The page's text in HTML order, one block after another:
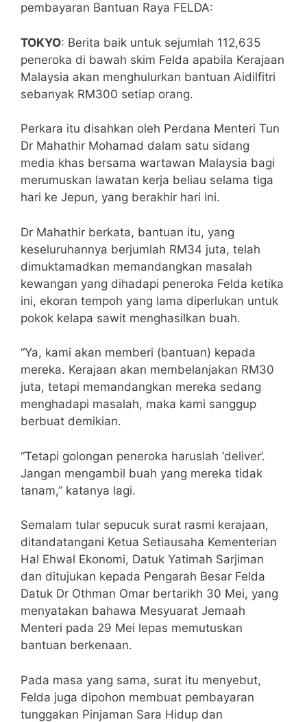
pembayaran Bantuan Raya FELDA:
TOKYO: Berita baik untuk sejumlah 112,635
peneroka di bawah skim Felda apabila Kerajaan
Malaysia akan menghulurkan bantuan Aidilfitri
sebanyak RM300 setiap orang.
Perkara itu disahkan oleh Perdana Menteri Tun
Dr Mahathir Mohamad dalam satu sidang
media khas bersama wartawan Malaysia bagi
merumuskan lawatan kerja beliau selama tiga
hari ke Jepun, yang berakhir hari ini.
Dr Mahathir berkata, bantuan itu, yang
keseluruhannya berjumlah RM34 juta, telah
dimuktamadkan memandangkan masalah
kewangan yang dihadapi peneroka Felda ketika
ini, ekoran tempoh yang lama diperlukan untuk
pokok kelapa sawit menghasilkan buah.
“Ya, kami akan memberi (bantuan) kepada
mereka. Kerajaan akan membelanjakan RM30
juta, tetapi memandangkan mereka sedang
menghadapi masalah, maka kami sanggup
berbuat demikian.
“Tetapi golongan peneroka haruslah ‘deliver’.
Jangan mengambil buah yang mereka tidak
tanam,” katanya lagi.
Semalam tular sepucuk surat rasmi kerajaan,
ditandatangani Ketua Setiausaha Kementerian
Hal Ehwal Ekonomi, Datuk Yatimah Sarjiman
dan ditujukan kepada Pengarah Besar Felda
Datuk Dr Othman Omar bertarikh 30 Mei, yang
menyatakan bahawa Mesyuarat Jemaah
Menteri pada 29 Mei lepas memutuskan
bantuan berkenaan.
Pada masa yang sama, surat itu menyebut,
Felda juga dipohon membuat pembayaran
tunggakan Pinjaman Sara Hidup dan